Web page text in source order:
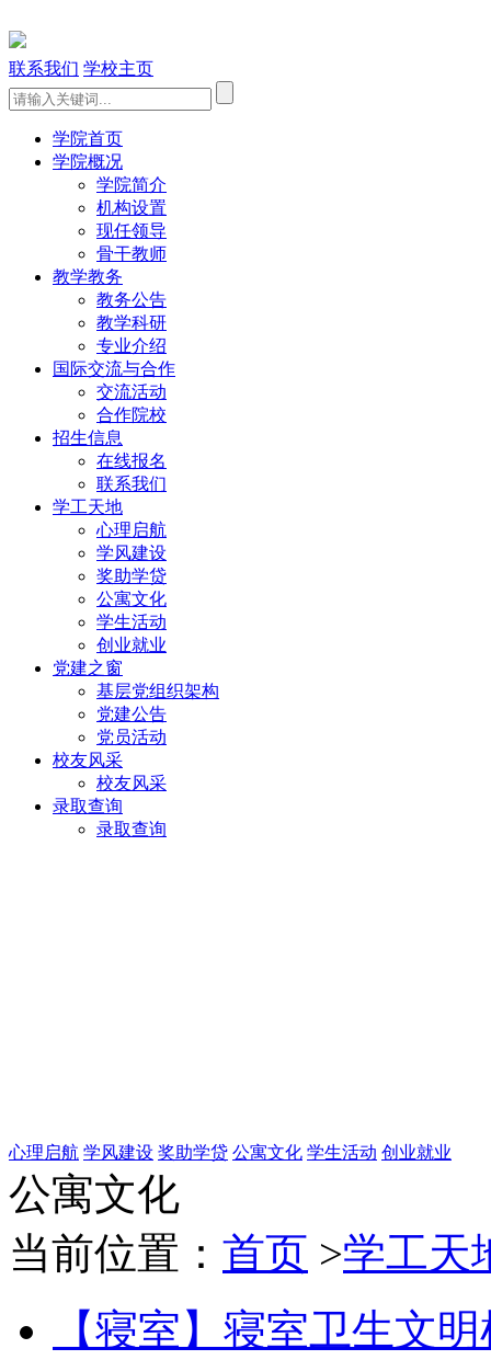
联系我们 学校主页
学院首页
学院概况
学院简介
机构设置
现任领导
骨干教师
教学教务
教务公告
教学科研
专业介绍
国际交流与合作
交流活动
合作院校
招生信息
在线报名
联系我们
学工天地
心理启航
学风建设
奖助学贷
公寓文化
学生活动
创业就业
党建之窗
基层党组织架构
党建公告
党员活动
校友风采
校友风采
录取查询
录取查询
心理启航 学风建设 奖助学贷 公寓文化 学生活动 创业就业
公寓文化
当前位置： 首页 >学工天
【寝室】寝室卫生文